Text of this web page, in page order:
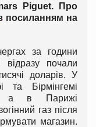
Piguet. Про
посиланням на
за години
відразу почали
доларів. У
та Бірмінгемі
а в Парижі
газ після
магазин.